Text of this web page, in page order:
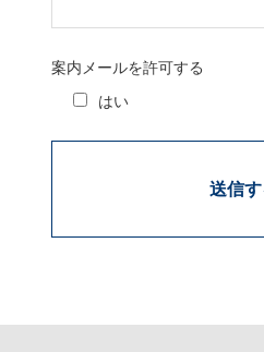
案内メールを許可する
はい